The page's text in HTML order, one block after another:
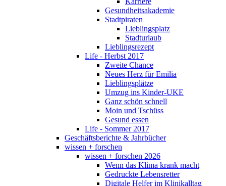
Gesundheitsakademie
Stadtpiraten
Lieblingsplatz
Stadturlaub
Lieblingsrezept
Life - Herbst 2017
Zweite Chance
Neues Herz für Emilia
Lieblingsplätze
Umzug ins Kinder-UKE
Ganz schön schnell
Moin und Tschüss
Gesund essen
Life - Sommer 2017
Geschäftsberichte & Jahrbücher
wissen + forschen
wissen + forschen 2026
Wenn das Klima krank macht
Gedruckte Lebensretter
Digitale Helfer im Klinikalltag